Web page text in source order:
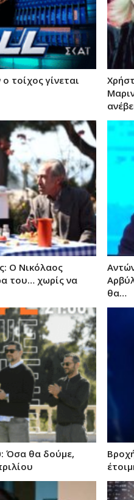
τοίχος γίνεται
Ο Νικόλαος
του… χωρίς να
θα…
Όσα θα δούμε,